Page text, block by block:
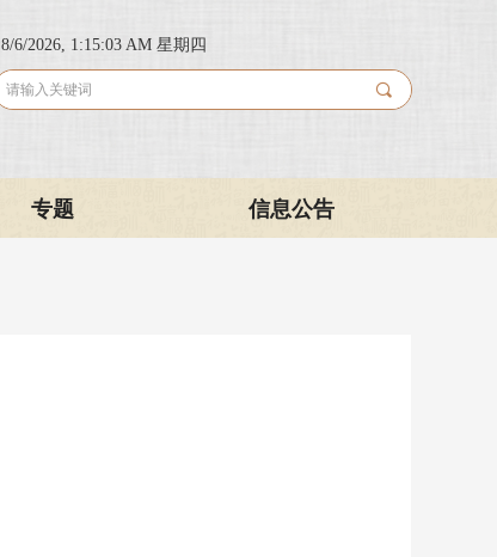
끠
8/6/2026, 1:15:03 AM 星期四
专题 信息公告